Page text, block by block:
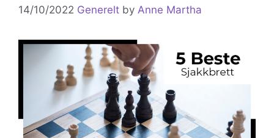
14/10/2022 Generelt by Anne Martha